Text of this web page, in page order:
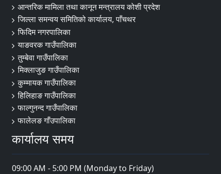
आन्तरिक मामिला तथा कानून मन्त्रालय कोशी प्रदेश
जिल्ला समन्वय समितिको कार्यालय, पाँचथर
फिदिम नगरपालिका
याङवरक गाउँपालिका
तुम्बेवा गाउँपालिका
मिक्लाजुङ गाउँपालिका
कुम्मायक गाउँपालिका
हिलिहाङ गाउँपालिका
फाल्गुनन्द गाउँपालिका
फालेलङ गाँउपालिका
कार्यालय समय
09:00 AM - 5:00 PM (Monday to Friday)